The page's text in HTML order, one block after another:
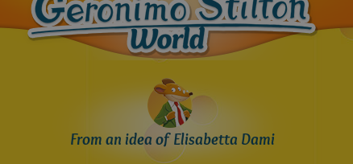
From an idea of Elisabetta Dami